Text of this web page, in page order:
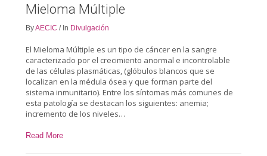
Mieloma Múltiple
ByAECIC / In Divulgación
El Mieloma Múltiple es un tipo de cáncer en la sangre
caracterizado por el crecimiento anormal e incontrolable
de las células plasmáticas, (glóbulos blancos que se
localizan en la médula ósea y que forman parte del
sistema inmunitario). Entre los síntomas más comunes de
esta patología se destacan los siguientes: anemia;
incremento de los niveles…
Read More